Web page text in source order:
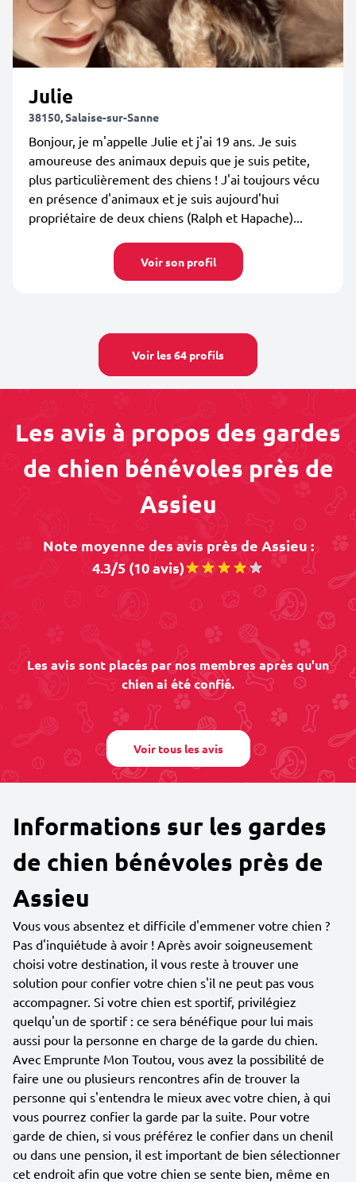
Julie
38150, Salaise-sur-Sanne
Bonjour, je m'appelle Julie et j'ai 19 ans. Je suis
amoureuse des animaux depuis que je suis petite,
plus particulièrement des chiens ! J'ai toujours vécu
en présence d'animaux et je suis aujourd'hui
propriétaire de deux chiens (Ralph et Hapache)...
Voir son profil
Voir les 64 profils
Les avis à propos des gardes
de chien bénévoles près de
Assieu
Note moyenne des avis près de Assieu :
4.3/5 (10 avis)
Les avis sont placés par nos membres après qu'un
chien ai été confié.
Voir tous les avis
Informations sur les gardes
de chien bénévoles près de
Assieu
Vous vous absentez et difficile d'emmener votre chien ?
Pas d'inquiétude à avoir ! Après avoir soigneusement
choisi votre destination, il vous reste à trouver une
solution pour confier votre chien s'il ne peut pas vous
accompagner. Si votre chien est sportif, privilégiez
quelqu'un de sportif : ce sera bénéfique pour lui mais
aussi pour la personne en charge de la garde du chien.
Avec Emprunte Mon Toutou, vous avez la possibilité de
faire une ou plusieurs rencontres afin de trouver la
personne qui s'entendra le mieux avec votre chien, à qui
vous pourrez confier la garde par la suite. Pour votre
garde de chien, si vous préférez le confier dans un chenil
ou dans une pension, il est important de bien sélectionner
cet endroit afin que votre chien se sente bien, même en